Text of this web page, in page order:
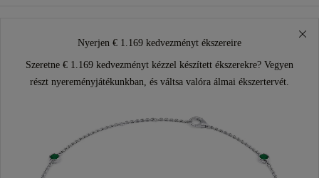
Nyerjen € 1.169 kedvezményt ékszereire
Szeretne € 1.169 kedvezményt kézzel készített ékszerekre? Vegyen
részt nyereményjátékunkban, és váltsa valóra álmai ékszertervét.